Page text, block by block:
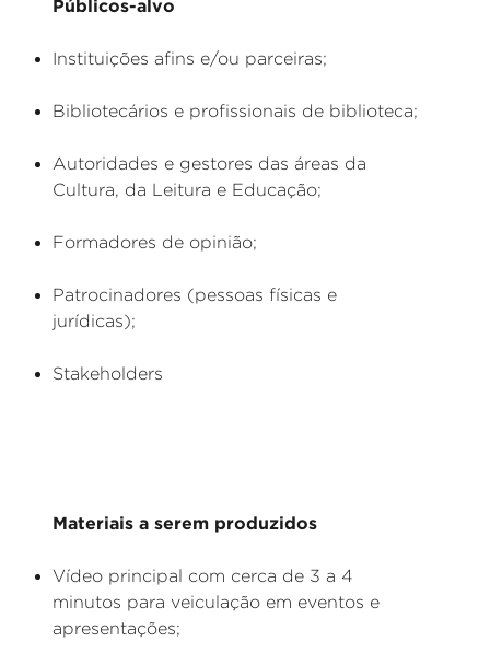
Públicos-alvo
Instituições afins e/ou parceiras;
Bibliotecários e profissionais de biblioteca;
Autoridades e gestores das áreas da
Cultura, da Leitura e Educação;
Formadores de opinião;
Patrocinadores (pessoas físicas e
jurídicas);
Stakeholders
Materiais a serem produzidos
Vídeo principal com cerca de 3 a 4
minutos para veiculação em eventos e
apresentações;